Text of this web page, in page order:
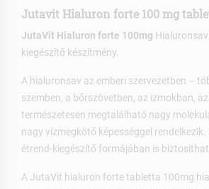
Jutavit Hialuron forte 100 mg
JutaVit Hialuron forte 100mg
kiegészítő készítmény.
A hialuronsav az emberi szervezetben –
szemben, a bőrszövetben, az izmokban,
természetesen megtalálható nagy
nagy vízmegkötő képességgel
étrend-kiegészítő formájában is
A JutaVit hialuron forte tabletta 100mg